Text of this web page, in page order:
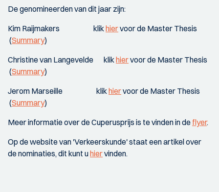
De genomineerden van dit jaar zijn:
Kim Raijmakers klikhiervoor de Master Thesis
(Summary)
Christine van Langevelde klikhiervoor de Master Thesis
(Summary)
Jerom Marseille klikhiervoor de Master Thesis
(Summary)
Meer informatie over de Cuperusprijs is te vinden in de flyer.
Op de website van 'Verkeerskunde' staat een artikel over
de nominaties, dit kunt uhiervinden.